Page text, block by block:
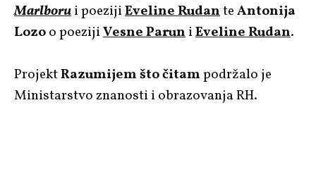
Marlborui poezijiEveline RudanteAntonija
Lozoo poezijiVesne ParuniEveline Rudan.
ProjektRazumijem što čitampodržalo je
Ministarstvo znanosti i obrazovanja RH.